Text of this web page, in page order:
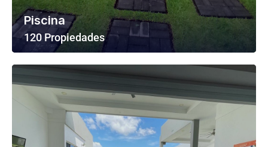
Piscina
120 Propiedades
Ver Todas Las Propiedades